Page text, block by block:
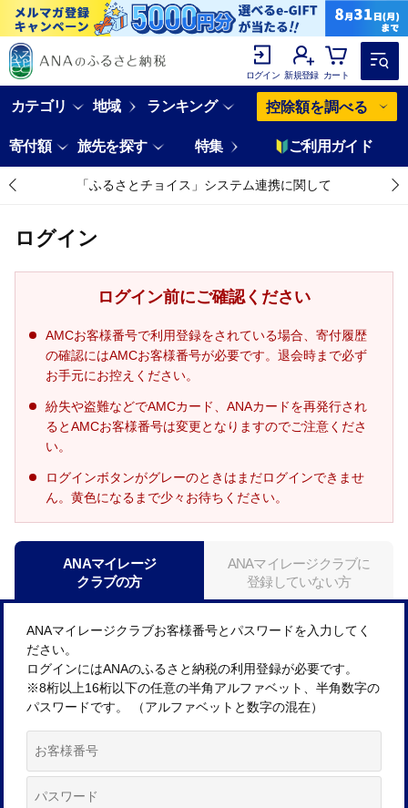
ログイン 新規登録 カート
カテゴリ 地域 ランキング 控除額を調べる
寄付額 旅先を探す 特集 ご利用ガイド
「ふるさとチョイス」システム連携に関して
ログイン
ログイン前にご確認ください
AMCお客様番号で利用登録をされている場合、寄付履歴
の確認にはAMCお客様番号が必要です。退会時まで必ず
お手元にお控えください。
紛失や盗難などでAMCカード、ANAカードを再発行され
るとAMCお客様番号は変更となりますのでご注意くださ
い。
ログインボタンがグレーのときはまだログインできませ
ん。黄色になるまで少々お待ちください。
ANAマイレージ
クラブの方
ANAマイレージクラブに
登録していない方
ANAマイレージクラブお客様番号とパスワードを入力してく
ださい。
ログインにはANAのふるさと納税の利用登録が必要です。
※8桁以上16桁以下の任意の半角アルファベット、半角数字の
パスワードです。 （アルファベットと数字の混在）